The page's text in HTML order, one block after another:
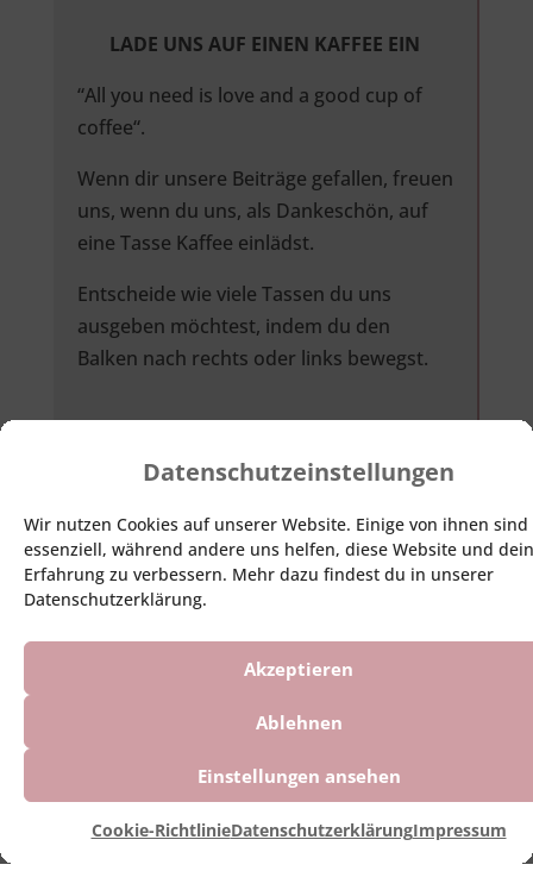
Datenschutzeinstellungen
Wir nutzen Cookies auf unserer Website. Einige von ihnen sind
essenziell, während andere uns helfen, diese Website und
Erfahrung zu verbessern. Mehr dazu findest du in unserer
Datenschutzerklärung.
Akzeptieren
Ablehnen
Einstellungen ansehen
Cookie-RichtlinieDatenschutzerklärungImpressum
LADE UNS AUF EINEN KAFFEE EIN
“All you need is love and a good cup of
coffee“.
Wenn dir unsere Beiträge gefallen, freuen
uns, wenn du uns, als Dankeschön, auf
eine Tasse Kaffee einlädst.
Entscheide wie viele Tassen du uns
ausgeben möchtest, indem du den
Balken nach rechts oder links bewegst.